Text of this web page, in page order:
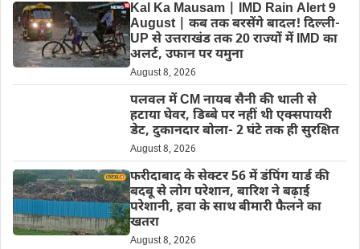
Kal Ka Mausam | IMD Rain Alert 9
August | कब तक बरसेंगे बादल! दिल्ली-
UP से उत्तराखंड तक 20 राज्यों में IMD का
अलर्ट, उफान पर यमुना
August 8, 2026
पलवल में CM नायब सैनी की थाली से
हटाया घेवर, डिब्बे पर नहीं थी एक्सपायरी
डेट, दुकानदार बोला- 2 घंटे तक ही सुरक्षित
August 8, 2026
फरीदाबाद के सेक्टर 56 में डंपिंग यार्ड की
बदबू से लोग परेशान, बारिश ने बढ़ाई
परेशानी, हवा के साथ बीमारी फैलने का
खतरा
August 8, 2026